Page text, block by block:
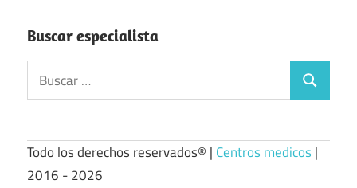
Buscar especialista
Buscar:
Buscar
Todo los derechos reservados® | Centros medicos|
2016 - 2026